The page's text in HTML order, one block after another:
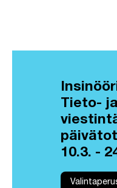
Tieto- ja
10.3. -